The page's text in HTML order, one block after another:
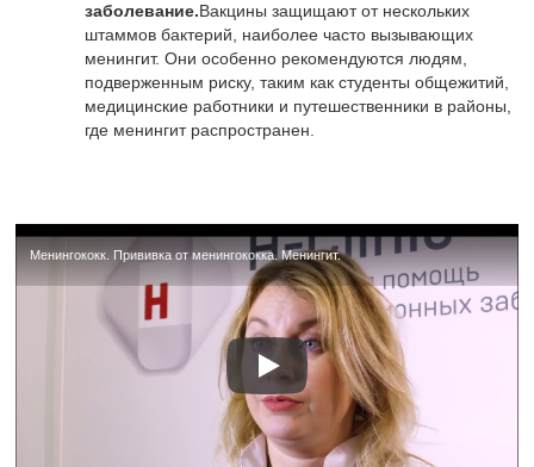
заболевание.Вакцины защищают от нескольких
штаммов бактерий, наиболее часто вызывающих
менингит. Они особенно рекомендуются людям,
подверженным риску, таким как студенты общежитий,
медицинские работники и путешественники в районы,
где менингит распространен.
Менингококк. Прививка от менингококка. Менингит.